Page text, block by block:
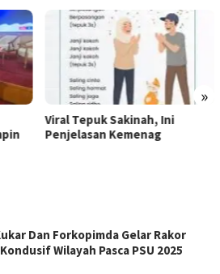
»
DPD GMNI Kaltim Solid Dorong
Kongres Persatuan: DPP
Dan Forkopimda Gelar Rakor
Wilayah Pasca PSU 2025